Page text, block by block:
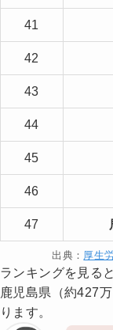
41
42
43
44
45
46
47
出典： 厚生
ランキングを見る
鹿児島県（約427
ります。